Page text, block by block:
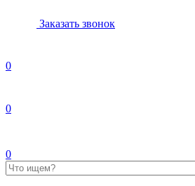
Заказать звонок
0
0
0